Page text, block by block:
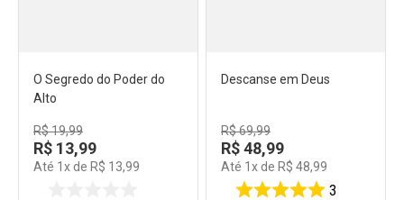
O Segredo do Poder do
Alto
R$19,99
R$ 13,99
Até 1 x de R$ 13,99
Descanse em Deus
R$69,99
R$48,99
Até 1 x de R$ 48,99
3